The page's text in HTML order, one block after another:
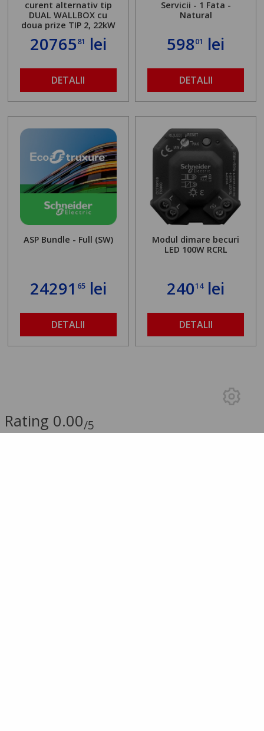
curent alternativ tip
DUAL WALLBOX cu
doua prize TIP 2, 22kW
2076581 lei
DETALII
Servicii - 1 Fata -
Natural
59801 lei
DETALII
ASP Bundle - Full (SW)
24291 65lei
DETALII
Modul dimare becuri
LED 100W RCRL
24014lei
DETALII
Rating 0.00/5